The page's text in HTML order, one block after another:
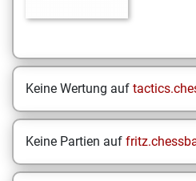
Keine Wertung auf
Keine Partien auf